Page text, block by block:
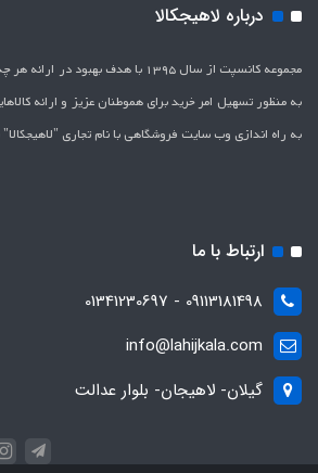
درباره لاهیجکالا
مجموعه کانسپت از سال 1395 با هدف
به منظور تسهیل امر خرید برای هموطنان عزیز و ارائه
به راه اندازی وب سایت فروشگاهی با نام تجاری
ارتباط با ما
09113181498 - 01341230697
info@lahijkala.com
گیلان- لاهیجان- بلوار عدالت